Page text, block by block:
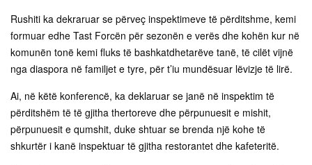
Rushiti ka dekraruar se përveç inspektimeve të përditshme, kemi
formuar edhe Tast Forcën për sezonën e verës dhe kohën kur në
komunën tonë kemi fluks të bashkatdhetarëve tanë, të cilët vijnë
nga diaspora në familjet e tyre, për t’iu mundësuar lëvizje të lirë.
Ai, në këtë konferencë, ka deklaruar se janë në inspektim të
përditshëm të të gjitha thertoreve dhe përpunuesit e mishit,
përpunuesit e qumshit, duke shtuar se brenda një kohe të
shkurtër i kanë inspektuar të gjitha restorantet dhe kafeteritë.